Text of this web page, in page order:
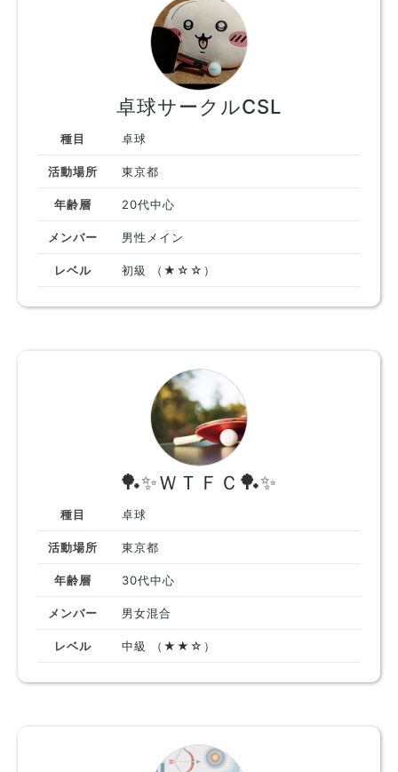
卓球サークルCSL
種目 卓球
活動場所 東京都
年齢層 20代中心
メンバー 男性メイン
レベル 初級 （★☆☆）
🏓✨️ＷＴＦＣ🏓✨️
種目 卓球
活動場所 東京都
年齢層 30代中心
メンバー 男女混合
レベル 中級 （★★☆）